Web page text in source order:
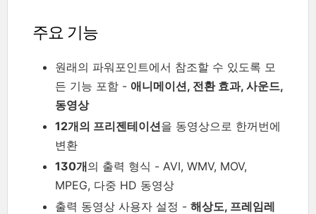
주요 기능
원래의 파워포인트에서 참조할 수 있도록 모
든 기능 포함 - 애니메이션, 전환 효과, 사운드,
동영상
12개의 프리젠테이션을 동영상으로 한꺼번에
변환
130개의 출력 형식 - AVI, WMV, MOV,
MPEG, 다중 HD 동영상
출력 동영상 사용자 설정 - 해상도, 프레임레